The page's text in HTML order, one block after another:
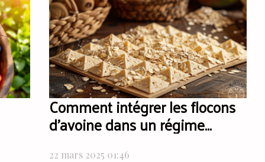
Comment intégrer les flocons
d'avoine dans un régime
alimentaire équilibré
22 mars 2025 01:46